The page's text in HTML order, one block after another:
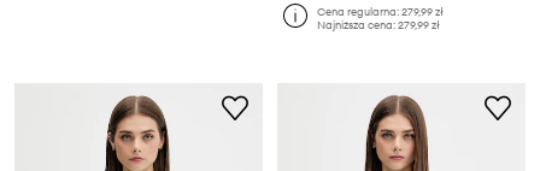
Cena regularna:279,99 zł
Najniższa cena:279,99 zł